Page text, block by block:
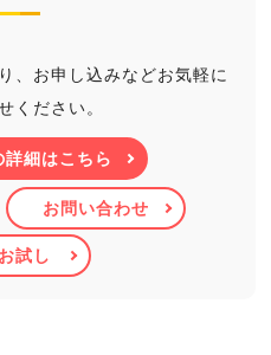
、お申し込みなどお気軽に
ください。
細はこちら
お問い合わせ
試し